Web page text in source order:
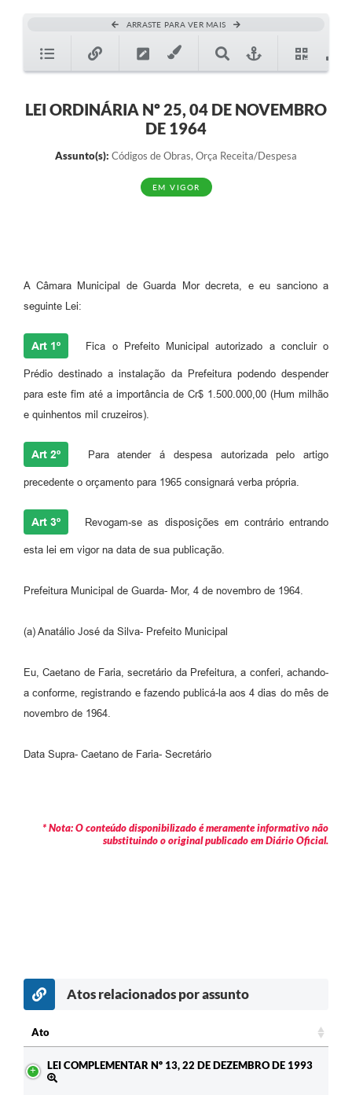
ARRASTE PARA VER MAIS
LEI ORDINÁRIA Nº 25, 04 DE NOVEMBRO
DE 1964
Assunto(s): Códigos de Obras, Orça Receita/Despesa
EM VIGOR
A Câmara Municipal de Guarda Mor decreta, e eu sanciono a
seguinte Lei:
Art 1º Fica o Prefeito Municipal autorizado a concluir o
Prédio destinado a instalação da Prefeitura podendo despender
para este fim até a importância de Cr$ 1.500.000,00 (Hum milhão
e quinhentos mil cruzeiros).
Art 2º Para atender á despesa autorizada pelo artigo
precedente o orçamento para 1965 consignará verba própria.
Art 3º Revogam-se as disposições em contrário entrando
esta lei em vigor na data de sua publicação.
Prefeitura Municipal de Guarda- Mor, 4 de novembro de 1964.
(a) Anatálio José da Silva- Prefeito Municipal
Eu, Caetano de Faria, secretário da Prefeitura, a conferi, achando-
a conforme, registrando e fazendo publicá-la aos 4 dias do mês de
novembro de 1964.
Data Supra- Caetano de Faria- Secretário
* Nota: O conteúdo disponibilizado é meramente informativo não
substituindo o original publicado em Diário Oficial.
Atos relacionados por assunto
Ato
LEI COMPLEMENTAR Nº 13, 22 DE DEZEMBRO DE 1993